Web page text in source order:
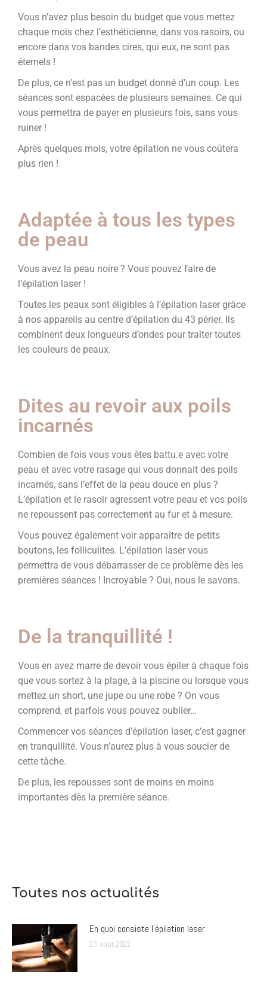
Vous n’avez plus besoin du budget que vous mettez
chaque mois chez l’esthéticienne, dans vos rasoirs, ou
encore dans vos bandes cires, qui eux, ne sont pas
éternels !
De plus, ce n’est pas un budget donné d’un coup. Les
séances sont espacées de plusieurs semaines. Ce qui
vous permettra de payer en plusieurs fois, sans vous
ruiner !
Après quelques mois, votre épilation ne vous coûtera
plus rien !
Adaptée à tous les types
de peau
Vous avez la peau noire ? Vous pouvez faire de
l’épilation laser !
Toutes les peaux sont éligibles à l’épilation laser grâce
à nos appareils au centre d’épilation du 43 périer. Ils
combinent deux longueurs d’ondes pour traiter toutes
les couleurs de peaux.
Dites au revoir aux poils
incarnés
Combien de fois vous vous êtes battu.e avec votre
peau et avec votre rasage qui vous donnait des poils
incarnés, sans l’effet de la peau douce en plus ?
L’épilation et le rasoir agressent votre peau et vos poils
ne repoussent pas correctement au fur et à mesure.
Vous pouvez également voir apparaître de petits
boutons, les folliculites. L’épilation laser vous
permettra de vous débarrasser de ce problème dès les
premières séances ! Incroyable ? Oui, nous le savons.
De la tranquillité !
Vous en avez marre de devoir vous épiler à chaque fois
que vous sortez à la plage, à la piscine ou lorsque vous
mettez un short, une jupe ou une robe ? On vous
comprend, et parfois vous pouvez oublier…
Commencer vos séances d’épilation laser, c’est gagner
en tranquillité. Vous n’aurez plus à vous soucier de
cette tâche.
De plus, les repousses sont de moins en moins
importantes dès la première séance.
Toutes nos actualités
En quoi consiste l’épilation laser
23 août 2022